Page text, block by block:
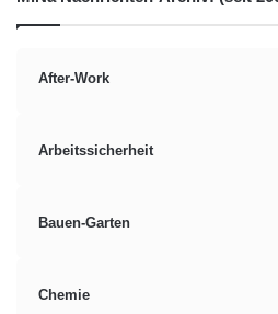
After-Work
Arbeitssicherheit
Bauen-Garten
Chemie